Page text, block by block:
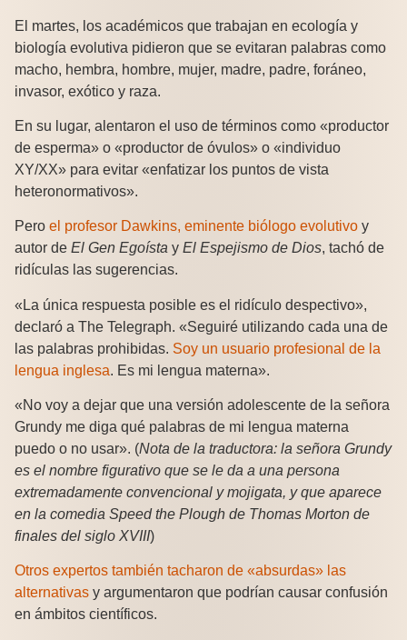
El martes, los académicos que trabajan en ecología y
biología evolutiva pidieron que se evitaran palabras como
macho, hembra, hombre, mujer, madre, padre, foráneo,
invasor, exótico y raza.
En su lugar, alentaron el uso de términos como «productor
de esperma» o «productor de óvulos» o «individuo
XY/XX» para evitar «enfatizar los puntos de vista
heteronormativos».
Pero el profesor Dawkins, eminente biólogo evolutivo y
autor de El Gen Egoísta y El Espejismo de Dios, tachó de
ridículas las sugerencias.
«La única respuesta posible es el ridículo despectivo»,
declaró a The Telegraph. «Seguiré utilizando cada una de
las palabras prohibidas. Soy un usuario profesional de la
lengua inglesa. Es mi lengua materna».
«No voy a dejar que una versión adolescente de la señora
Grundy me diga qué palabras de mi lengua materna
puedo o no usar». (Nota de la traductora: la señora Grundy
es el nombre figurativo que se le da a una persona
extremadamente convencional y mojigata, y que aparece
en la comedia Speed the Plough de Thomas Morton de
finales del siglo XVIII)
Otros expertos también tacharon de «absurdas» las
alternativas y argumentaron que podrían causar confusión
en ámbitos científicos.